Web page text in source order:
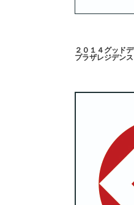
２０１４グッド
プラザレジデン